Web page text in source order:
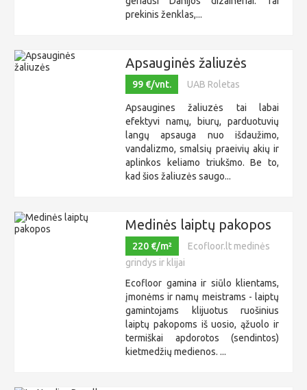
prekinis ženklas,...
Apsauginės žaliuzės
99 €/vnt. UAB Roletas
Apsaugines žaliuzės tai labai
efektyvi namų, biurų, parduotuvių
langų apsauga nuo išdaužimo,
vandalizmo, smalsių praeivių akių ir
aplinkos keliamo triukšmo. Be to,
kad šios žaliuzės saugo...
Medinės laiptų pakopos
220 €/m²
Ecofloor.lt medinės
grindys ir klijai
Ecofloor gamina ir siūlo klientams,
įmonėms ir namų meistrams - laiptų
gamintojams klijuotus ruošinius
laiptų pakopoms iš uosio, ąžuolo ir
termiškai apdorotos (sendintos)
kietmedžių medienos. ...